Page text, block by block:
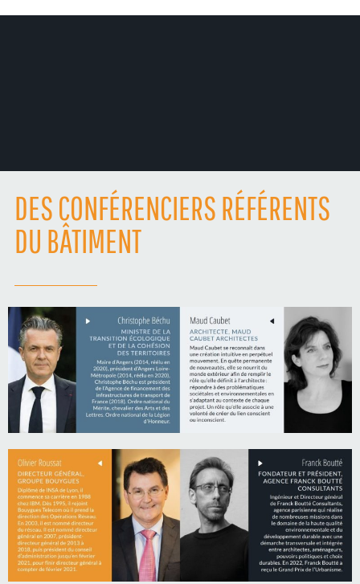
DES CONFÉRENCIERS RÉFÉRENTS
DU BÂTIMENT